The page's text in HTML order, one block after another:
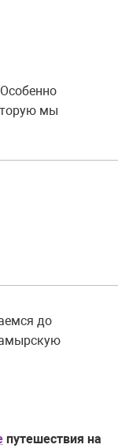
мы
до
путешествия на